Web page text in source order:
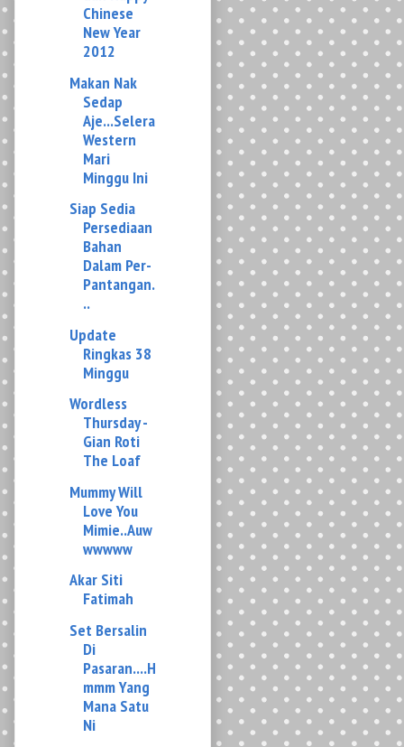
Makan Nak
Sedap
Aje...Selera
Mari
Minggu Ini
Siap Sedia
Persediaan
Bahan
Pantangan.
..
Update
Ringkas 38
Minggu
Wordless
Thursday -
Gian Roti
Mummy Will
Love You
Mimie..Auw
Akar Siti
Fatimah
Set Bersalin
Di
Pasaran....H
Mana Satu
Ni
Masa
Bertukar
Ke Purse